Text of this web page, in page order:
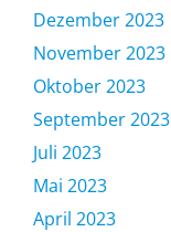
Dezember 2023
November 2023
Oktober 2023
September 2023
Juli 2023
Mai 2023
April 2023